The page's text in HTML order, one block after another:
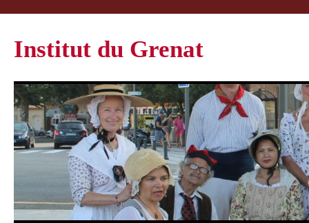
Institut du Grenat